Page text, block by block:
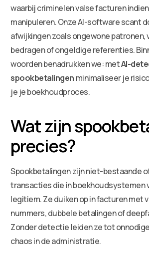
waarbij criminelen valse facturen
manipuleren. Onze AI-software scant
afwijkingen zoals ongewone patronen,
bedragen of ongeldige referenties.
woorden benadrukken we: metAI-
spookbetalingen minimaliseer je
je je boekhoudproces.
Wat zijn
precies?
Spookbetalingen zijn niet-bestaande
transacties die in boekhoudsystemen
legitiem. Ze duiken op in facturen met
nummers, dubbele betalingen of
Zonder detectie leiden ze tot
chaos in de administratie.